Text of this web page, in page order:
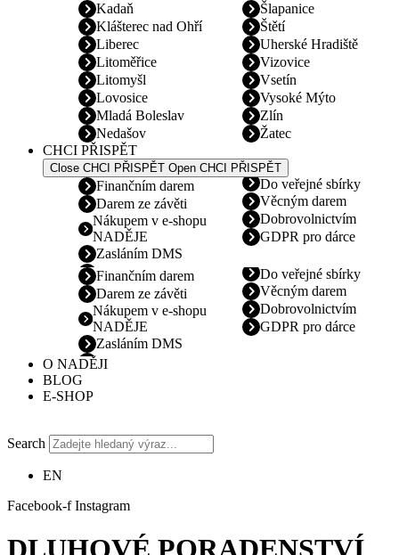
Kadaň
Klášterec nad Ohří
Liberec
Litoměřice
Litomyšl
Lovosice
Mladá Boleslav
Nedašov
Šlapanice
Štětí
Uherské Hradiště
Vizovice
Vsetín
Vysoké Mýto
Zlín
Žatec
CHCI PŘISPĚT
Close CHCI PŘISPĚT Open CHCI PŘISPĚT
Finančním darem
Darem ze závěti
Nákupem v e-shopu
NADĚJE
Zasláním DMS
Do veřejné sbírky
Věcným darem
Dobrovolnictvím
GDPR pro dárce
Finančním darem
Darem ze závěti
Nákupem v e-shopu
NADĚJE
Zasláním DMS
Do veřejné sbírky
Věcným darem
Dobrovolnictvím
GDPR pro dárce
O NADĚJI
BLOG
E-SHOP
Search
EN
Facebook-f Instagram